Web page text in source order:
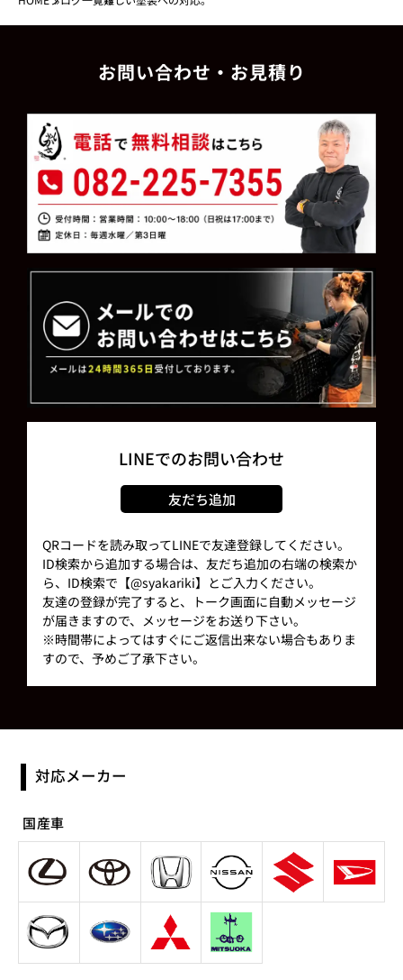
お問い合わせ・お見積り
LINEでのお問い合わせ
友だち追加
QRコードを読み取ってLINEで友達登録してください。
ID検索から追加する場合は、友だち追加の右端の検索か
ら、ID検索で【@syakariki】とご入力ください。
友達の登録が完了すると、トーク画面に自動メッセージ
が届きますので、メッセージをお送り下さい。
※時間帯によってはすぐにご返信出来ない場合もありま
すので、予めご了承下さい。
対応メーカー
国産車